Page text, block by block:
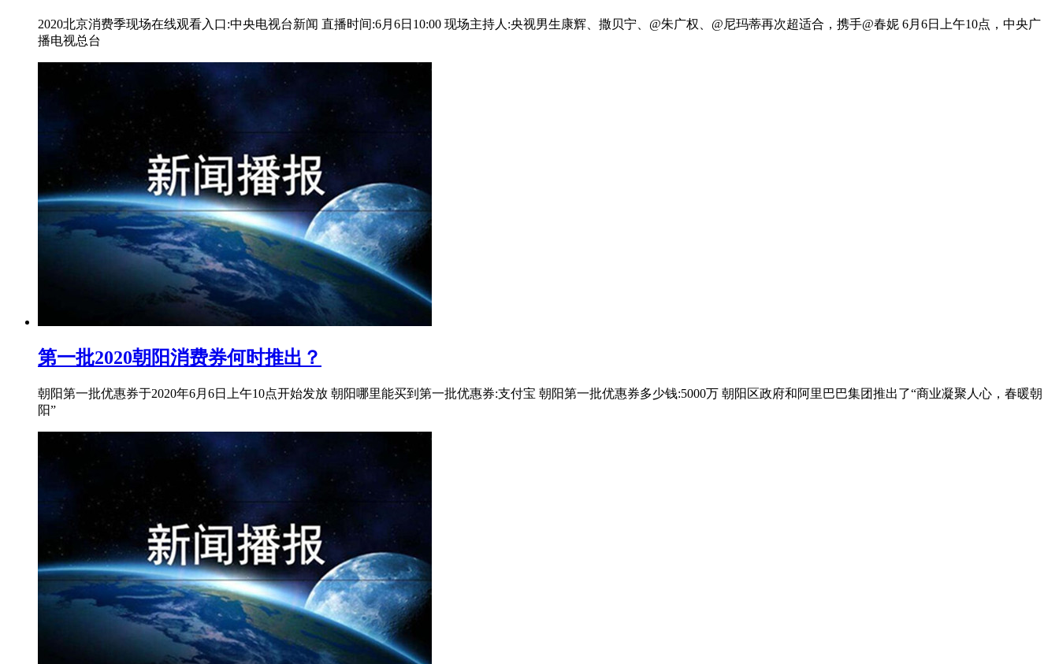
2020北京消费季现场在线观看入口:中央电视台新闻 直播时间:6月6日10:00 现场主持人:央视男生康辉、撒贝宁、@朱广权、@尼玛蒂再次超适合，携手@春妮 6月6日上午10点，中央广
播电视总台
第一批2020朝阳消费券何时推出？
朝阳第一批优惠券于2020年6月6日上午10点开始发放 朝阳哪里能买到第一批优惠券:支付宝 朝阳第一批优惠券多少钱:5000万 朝阳区政府和阿里巴巴集团推出了“商业凝聚人心，春暖朝
阳”